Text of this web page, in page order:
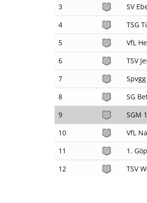
3
SV
4
TSG
5
VfL
6
TSV
7
8
SG
9
SGM
10
VfL
11
1.
12
TSV